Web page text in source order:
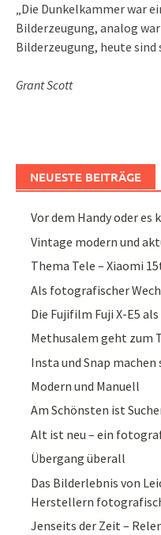
„Die Dunkelkammer war
Bilderzeugung, analog
Bilderzeugung, heute sind
Grant Scott
NEUESTE BEITRÄGE
Vor dem Handy oder
Vintage modern und
Thema Tele – Xiaomi
Als fotografischer
Die Fujifilm Fuji X-E5
Methusalem geht zum
Insta und Snap
Modern und Manuell
Am Schönsten ist
Alt ist neu – ein
Übergang überall
Das Bilderlebnis von
Herstellern
Jenseits der Zeit –